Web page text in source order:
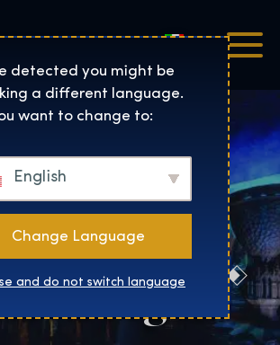
Harry Potter™: The
Italiano
regalo
detected you might be
a different language.
want to change to:
English
Change Language
and do not switch language